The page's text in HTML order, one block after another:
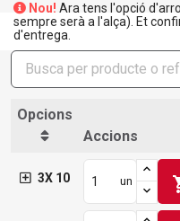
Nou! Ara tens l'opció
sempre serà a l'alça). Et
d'entrega.
Opcions
Accions
3X 10 un